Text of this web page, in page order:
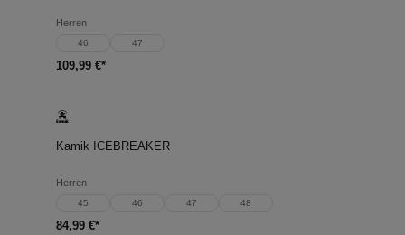
Herren
46 47
109,99 €*
Kamik ICEBREAKER
Herren
45 46 47 48
84,99 €*